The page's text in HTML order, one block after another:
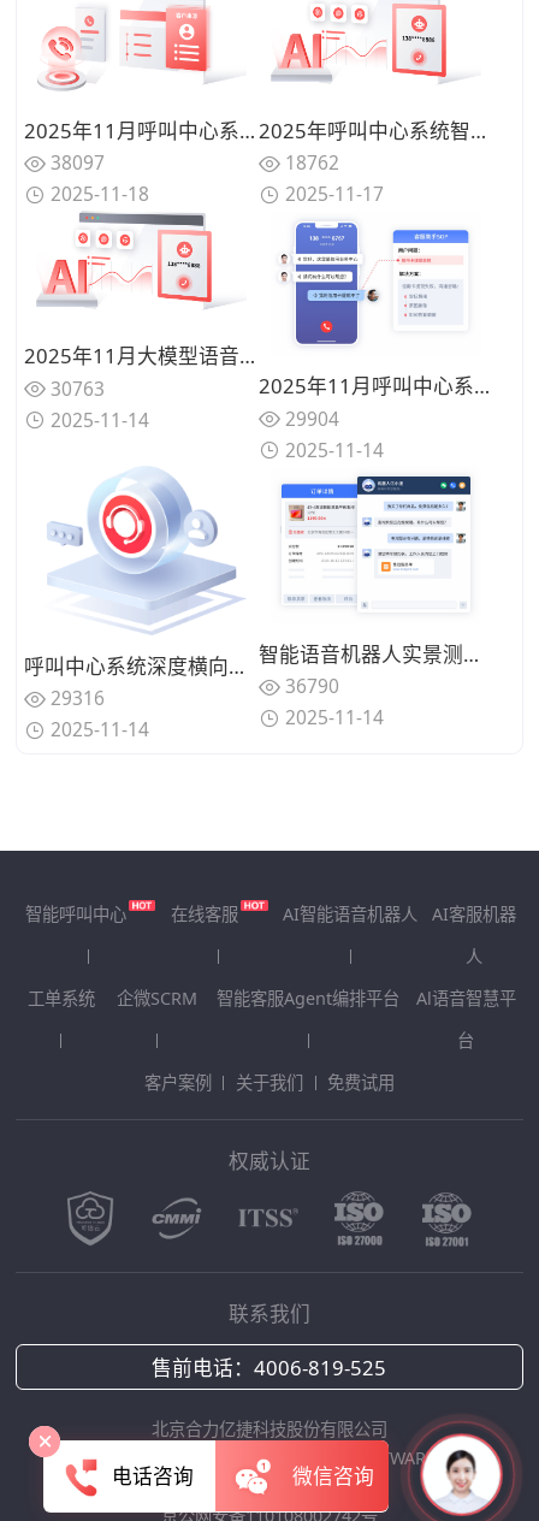
2025年11月呼叫中心系统品牌价值盘点：合力亿捷领衔行业智能化升级
38097
2025-11-18
2025年呼叫中心系统智能选型必看：AI驱动客服体验全新升级哪家更智能？
18762
2025-11-17
2025年11月大模型语音机器人性能实测对比：主流品牌从语音识别到任务执行的性能差距一览
30763
2025-11-14
2025年11月呼叫中心系统品牌价值盘点：合力亿捷领衔行业智能化升级
29904
2025-11-14
呼叫中心系统深度横向测评：合力亿捷对比Zendesk等国际厂商全景评测
29316
2025-11-14
智能语音机器人实景测试：5家主流厂商在真实业务场景中的表现对比，谁家方案经得起检验？
36790
2025-11-14
智能呼叫中心 在线客服 AI智能语音机器人
AI客服机器
人
工单系统
企微SCRM 智能客服Agent编排平台
Al语音智慧平
台
客户案例
关于我们 免费试用
权威认证
联系我们
售前电话：4006-819-525
北京合力亿捷科技股份有限公司
Copyright © 2025 HOLLYCRM SOFTWARE
京ICP备12042422号-1
京公网安备110108002742号
电话咨询 微信咨询